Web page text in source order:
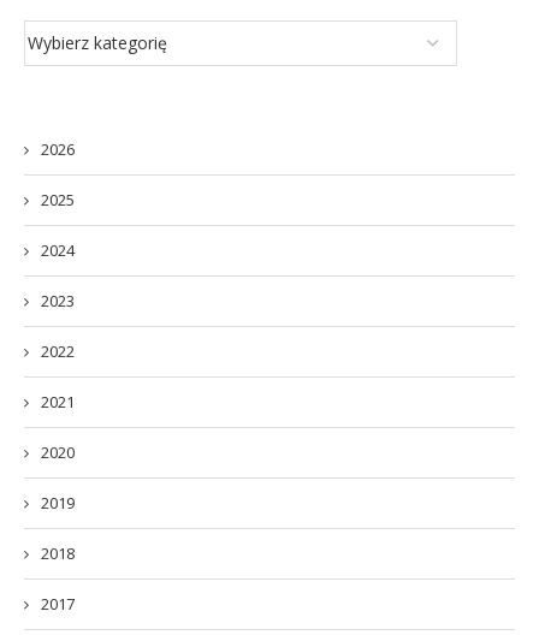
2026
2025
2024
2023
2022
2021
2020
2019
2018
2017